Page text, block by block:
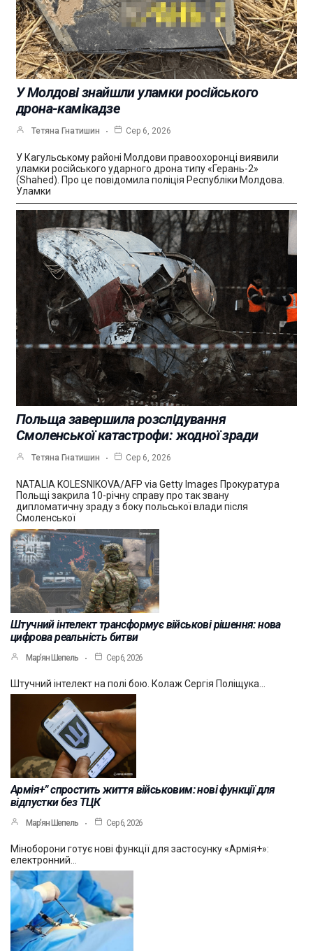
У Молдові знайшли уламки російського
дрона-камікадзе
Тетяна Гнатишин Сер 6, 2026
У Кагульському районі Молдови правоохоронці виявили
уламки російського ударного дрона типу «Герань-2»
(Shahed). Про це повідомила поліція Республіки Молдова.
Уламки
Польща завершила розслідування
Смоленської катастрофи: жодної зради
Тетяна Гнатишин Сер 6, 2026
NATALIA KOLESNIKOVA/AFP via Getty Images Прокуратура
Польщі закрила 10-річну справу про так звану
дипломатичну зраду з боку польської влади після
Смоленської
Штучний інтелект трансформує військові рішення: нова
цифрова реальність битви
Мар’ян Шепель Сер 6, 2026
Штучний інтелект на полі бою. Колаж Сергія Поліщука…
Армія+” спростить життя військовим: нові функції для
відпустки без ТЦК
Мар’ян Шепель Сер 6, 2026
Міноборони готує нові функції для застосунку «Армія+»:
електронний…